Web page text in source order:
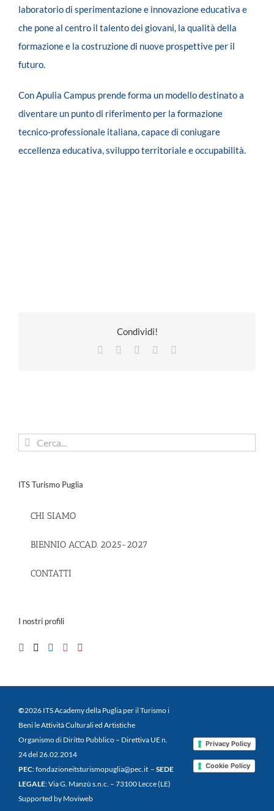
laboratorio di sperimentazione e innovazione educativa e
che pone al centro il talento dei giovani, la qualità della
formazione e la costruzione di nuove prospettive per il
futuro.
Con Apulia Campus prende forma un modello destinato a
diventare un punto di riferimento per la formazione
tecnico-professionale italiana, capace di coniugare
eccellenza educativa, sviluppo territoriale e occupabilità.
Condividi!
Facebook LinkedInPinterest
Cerca
ITS Turismo Puglia
CHI SIAMO
BIENNIO ACCAD. 2025-2027
CONTATTI
I nostri profili
©2026 ITS Academy della Puglia per il Turismo i
Beni le Attività Culturali ed Artistiche
Organismo di Diritto Pubblico – Direttiva UE n.
24 del 26.02.2014
PEC: fondazioneitsturismopuglia@pec.it – SEDE
LEGALE: Via G. Manzù s.n.c. – 73100 Lecce (LE)
Supported by Moviweb
Privacy Policy
Cookie Policy